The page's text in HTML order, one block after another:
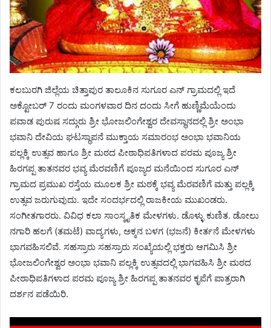
ಕಲಬುರಗಿ ಜಿಲ್ಲೆಯ ಚಿತ್ತಾಪುರ ತಾಲೂಕಿನ ಸುಗೂರ ಎನ್ ಗ್ರಾಮದಲ್ಲಿ ಇದೆ
ಅಕ್ಟೋಬರ್ 7 ರಂದು ಮಂಗಳವಾರ ದಿನ ದಂದು ಸೀಗೆ ಹುಣ್ಣಿಮೆಯೆಂದು
ಪವಾಡ ಪುರುಷ ಸದ್ಗುರು ಶ್ರೀ ಭೋಜಲಿಂಗೇಶ್ವರ ದೇವಸ್ಥಾನದಲ್ಲಿ ಶ್ರೀ ಅಂಭಾ
ಭವಾನಿ ದೇವಿಯ ಘಟಸ್ಥಾಪನೆ ಮುಕ್ತಾಯ ಸಮಾರಂಭ ಅಂಭಾ ಭವಾನಿಯ
ಪಲ್ಲಕ್ಕಿ ಉತ್ಸವ ಹಾಗೂ ಶ್ರೀ ಮಠದ ಪೀಠಾಧಿಪತಿಗಳಾದ ಪರಮ ಪೂಜ್ಯ ಶ್ರೀ
ಹಿರಗಪ್ಪ ತಾತನವರ ಭವ್ಯ ಮೆರವಣಿಗೆ ಪೂಜ್ಯರ ಮನೆಯಿಂದ ಸುಗೂರ ಎನ್
ಗ್ರಾಮದ ಪ್ರಮುಖ ರಸ್ತೆಯ ಮೂಲಕ ಶ್ರೀ ಮಠಕ್ಕೆ ಭವ್ಯ ಮೆರವಣಿಗೆ ಮತ್ತು ಪಲ್ಲಕ್ಕಿ
ಉತ್ಸವ ಜರುಗುವುದು. ಇದೇ ಸಂದರ್ಭದಲ್ಲಿ ರಾಜಕೀಯ ಮುಖಂಡರು.
ಸಂಗೀತಗಾರರು. ವಿವಿಧ ಕಲಾ ಸಾಂಸ್ಕೃತಿಕ ಮೇಳಗಳು. ಡೊಳ್ಳು ಕುಣಿತ. ಡೋಲು
ನಗಾರಿ ಹಲಗೆ (ತಮಟೆ) ವಾದ್ಯಗಳು, ಅಕ್ಕನ ಬಳಗ (ಭಜನೆ) ಕೀರ್ತನೆ ಮೇಳಗಳು
ಭಾಗವಹಿಸಲಿವೆ. ಸಹಸ್ರಾರು ಸಹಸ್ರಾರು ಸಂಖ್ಯೆಯಲ್ಲಿ ಭಕ್ತರು ಆಗಮಿಸಿ ಶ್ರೀ
ಭೋಜಲಿಂಗೇಶ್ವರ ಅಂಭಾ ಭವಾನಿ ಪಲ್ಲಕ್ಕಿ ಉತ್ಸವದಲ್ಲಿ ಭಾಗವಹಿಸಿ ಶ್ರೀ ಮಠದ
ಪೀಠಾಧಿಪತಿಗಳಾದ ಪರಮ ಪೂಜ್ಯ ಶ್ರೀ ಹಿರಗಪ್ಪ ತಾತನವರ ಕೃಪೆಗೆ ಪಾತ್ರರಾಗಿ
ದರ್ಶನ ಪಡೆಯಿರಿ.